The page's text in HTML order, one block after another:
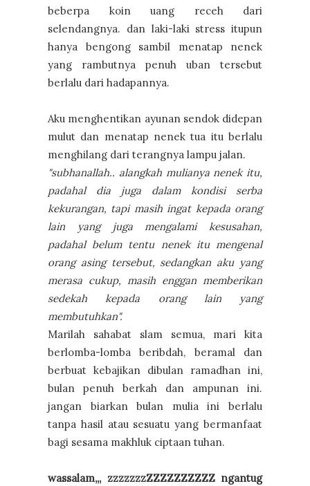
beberpa koin uang receh dari
selendangnya. dan laki-laki stress itupun
hanya bengong sambil menatap nenek
yang rambutnya penuh uban tersebut
berlalu dari hadapannya.
Aku menghentikan ayunan sendok didepan
mulut dan menatap nenek tua itu berlalu
menghilang dari terangnya lampu jalan.
"subhanallah.. alangkah mulianya nenek itu,
padahal dia juga dalam kondisi serba
kekurangan, tapi masih ingat kepada orang
lain yang juga mengalami kesusahan,
padahal belum tentu nenek itu mengenal
orang asing tersebut, sedangkan aku yang
merasa cukup, masih enggan memberikan
sedekah kepada orang lain yang
membutuhkan".
Marilah sahabat slam semua, mari kita
berlomba-lomba beribdah, beramal dan
berbuat kebajikan dibulan ramadhan ini,
bulan penuh berkah dan ampunan ini.
jangan biarkan bulan mulia ini berlalu
tanpa hasil atau sesuatu yang bermanfaat
bagi sesama makhluk ciptaan tuhan.
wassalam,,, zzzzzzzZZZZZZZZZZ ngantug